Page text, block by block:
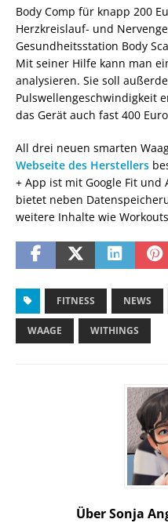
Body Comp für knapp 200
Herzkreislauf- und
Gesundheitsstation Body
Mit seiner Hilfe kann man
analysieren. Sie soll
Pulswellengeschwindigkeit
das Gerät auch fast 400
All drei neuen smarten
Webseite des Herstellers
+ App ist mit Google Fit und
bietet neben
weitere Inhalte wie
FITNESS NEWS
WAAGE WITHINGS
Über Sonja